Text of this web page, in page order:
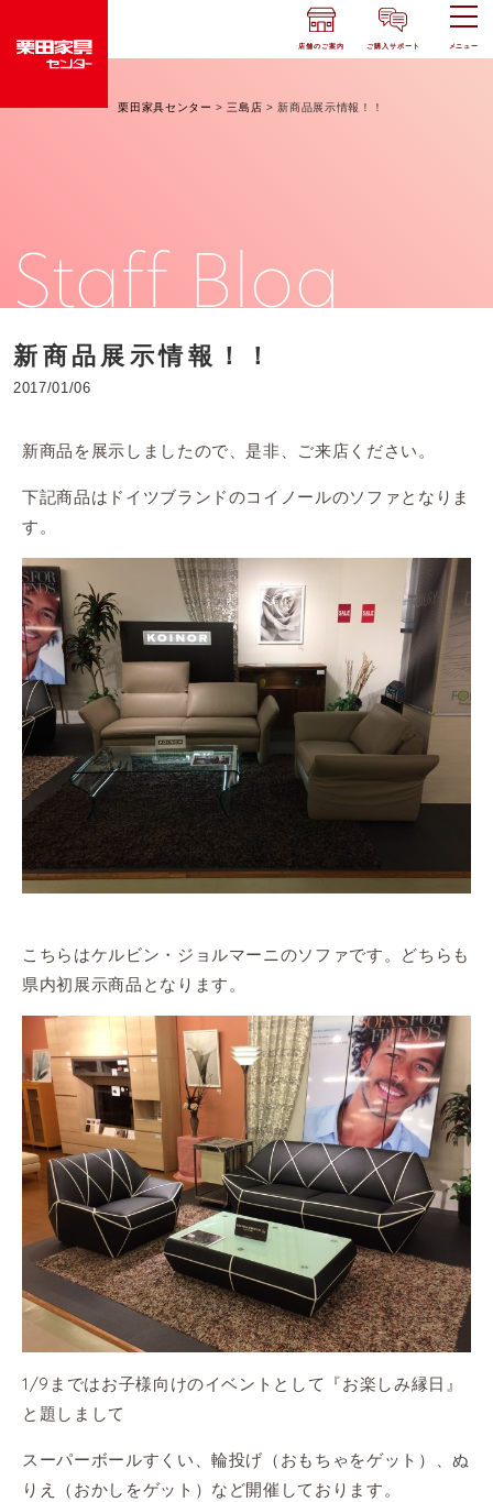
店舗のご案内 ご購入サポート メニュー
栗田家具センター > 三島店 >新商品展示情報！！
Staff Blog
新商品展示情報！！
2017/01/06
新商品を展示しましたので、是非、ご来店ください。
下記商品はドイツブランドのコイノールのソファとなりま
す。
こちらはケルビン・ジョルマーニのソファです。どちらも
県内初展示商品となります。
1/9まではお子様向けのイベントとして『お楽しみ縁日』
と題しまして
スーパーボールすくい、輪投げ（おもちゃをゲット）、ぬ
りえ（おかしをゲット）など開催しております。